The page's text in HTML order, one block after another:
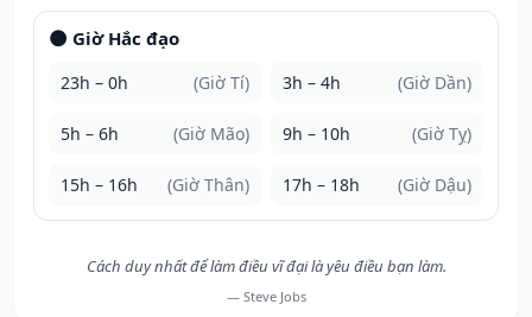
🌑 Giờ Hắc đạo
23h – 0h (Giờ Tí) 3h – 4h (Giờ Dần)
5h – 6h (Giờ Mão) 9h – 10h (Giờ Tỵ)
15h – 16h (Giờ Thân) 17h – 18h (Giờ Dậu)
Cách duy nhất để làm điều vĩ đại là yêu điều bạn làm.
— Steve Jobs